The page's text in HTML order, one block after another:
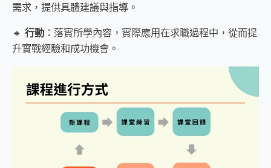
需求，提供具體建議與指導。
🔸 行動 ：落實所學內容，實際應用在求職過程中，從而提
升實戰經驗和成功機會。